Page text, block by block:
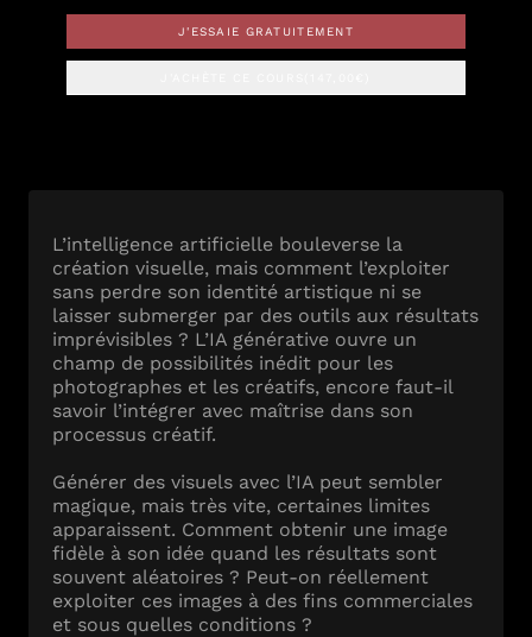
L’intelligence artificielle bouleverse la
création visuelle, mais comment l’exploiter
sans perdre son identité artistique ni se
laisser submerger par des outils aux résultats
imprévisibles ? L’IA générative ouvre un
champ de possibilités inédit pour les
photographes et les créatifs, encore faut-il
savoir l’intégrer avec maîtrise dans son
processus créatif.
Générer des visuels avec l’IA peut sembler
magique, mais très vite, certaines limites
apparaissent. Comment obtenir une image
fidèle à son idée quand les résultats sont
souvent aléatoires ? Peut-on réellement
exploiter ces images à des fins commerciales
et sous quelles conditions ?
J'ESSAIE GRATUITEMENT